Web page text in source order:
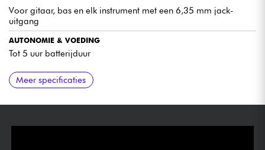
Voor gitaar, bas en elk instrument met een 6,35 mm jack-
uitgang
AUTONOMIE & VOEDING
Tot 5 uur batterijduur
MEEGELEVERDE ACCESSOIRES
Geleverd met draagtas
AFWERKING
Palissander
Meer specificaties